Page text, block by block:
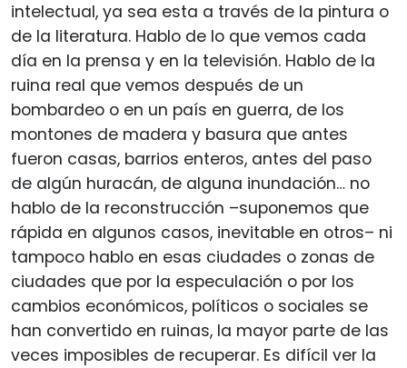
intelectual, ya sea esta a través de la pintura o
de la literatura. Hablo de lo que vemos cada
día en la prensa y en la televisión. Hablo de la
ruina real que vemos después de un
bombardeo o en un país en guerra, de los
montones de madera y basura que antes
fueron casas, barrios enteros, antes del paso
de algún huracán, de alguna inundación… no
hablo de la reconstrucción –suponemos que
rápida en algunos casos, inevitable en otros– ni
tampoco hablo en esas ciudades o zonas de
ciudades que por la especulación o por los
cambios económicos, políticos o sociales se
han convertido en ruinas, la mayor parte de las
veces imposibles de recuperar. Es difícil ver la